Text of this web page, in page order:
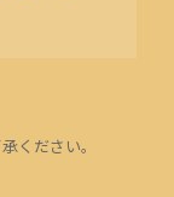
ください。